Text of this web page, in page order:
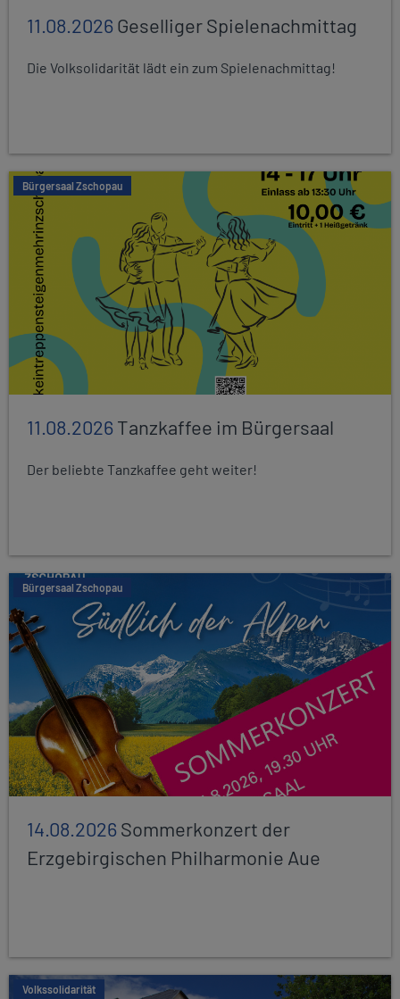
11.08.2026Geselliger Spielenachmittag
Die Volksolidarität lädt ein zum Spielenachmittag!
Bürgersaal Zschopau
11.08.2026Tanzkaffee im Bürgersaal
Der beliebte Tanzkaffee geht weiter!
Bürgersaal Zschopau
14.08.2026Sommerkonzert der
Erzgebirgischen Philharmonie Aue
Volkssolidarität